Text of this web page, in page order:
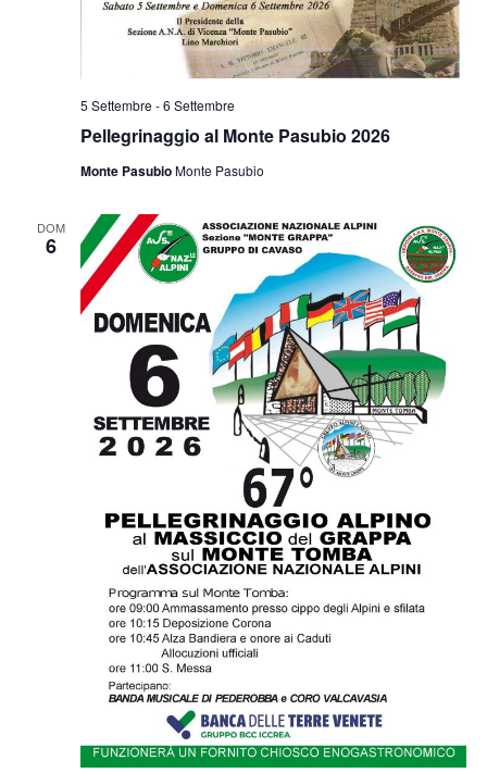
Pellegrinaggio al Monte Pasubio 2026
5 Settembre -6 Settembre
Monte PasubioMonte Pasubio
DOM
6